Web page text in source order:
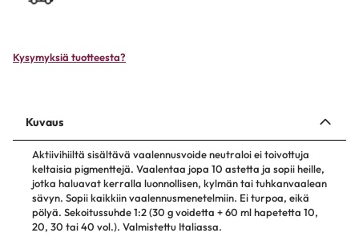
Kysymyksiä tuotteesta?
Kuvaus
Aktiivihiiltä sisältävä vaalennusvoide neutraloi ei toivottuja
keltaisia pigmenttejä. Vaalentaa jopa 10 astetta ja sopii heille,
jotka haluavat kerralla luonnollisen, kylmän tai tuhkanvaalean
sävyn. Sopii kaikkiin vaalennusmenetelmiin. Ei turpoa, eikä
pölyä. Sekoitussuhde 1:2 (30 g voidetta + 60 ml hapetetta 10,
20, 30 tai 40 vol.). Valmistettu Italiassa.